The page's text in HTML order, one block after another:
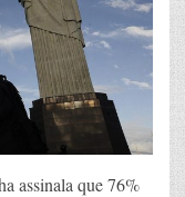
assinala que 76%